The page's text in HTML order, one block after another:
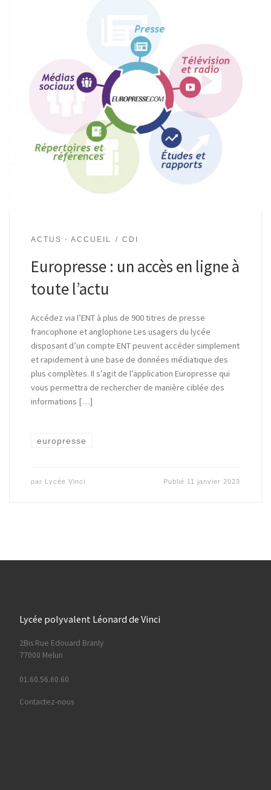
ACTUS - ACCUEIL CDI
Europresse : un accès en ligne à
toute l’actu
Accédez via l’ENT à plus de 900 titres de presse
francophone et anglophone Les usagers du lycée
disposant d’un compte ENT peuvent accéder simplement
et rapidement à une base de données médiatique des
plus complètes. Il s’agit de l’application Europresse qui
vous permettra de rechercher de manière ciblée des
informations […]
europresse
par Lycée Vinci Publié 11 janvier 2023
Lycée polyvalent Léonard de Vinci
2Bis Rue Edouard Branly
77000 Melun
01.60.56.60.60
Contactez-nous